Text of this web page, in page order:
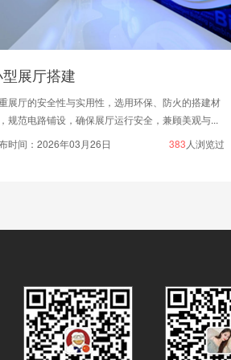
党建文化展厅设计如何避免无特色?
党建文化作为党建工作的重要内容，在党的各项工作推
进过程中发挥着重要作用。文化是一种无形的东西，...
发布时间：2021年08月03日
3107人浏览过